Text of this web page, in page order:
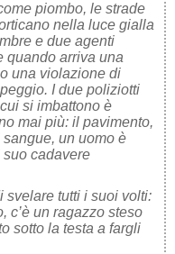
piombo, le strade
nella luce gialla
e due agenti
quando arriva una
una violazione di
I due poliziotti
si imbattono è
mai più: il pavimento,
un uomo è
suo cadavere
svelare tutti i suoi volti:
c’è un ragazzo steso
sotto la testa a fargli